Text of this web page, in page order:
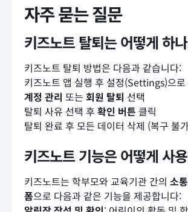
자주 묻는 질문
키즈노트 탈퇴는 어떻게 하
키즈노트 탈퇴 방법은 다음과 같습니다:
키즈노트 앱 실행 후 설정(Settings)으로
계정 관리 또는 회원 탈퇴 선택
탈퇴 사유 선택 후 확인 버튼 클릭
탈퇴 완료 후 모든 데이터 삭제 (복구 불
키즈노트 기능은 어떻게 사
키즈노트는 학부모와 교육기관 간의 소
폼으로 다음과 같은 기능을 제공합니다: